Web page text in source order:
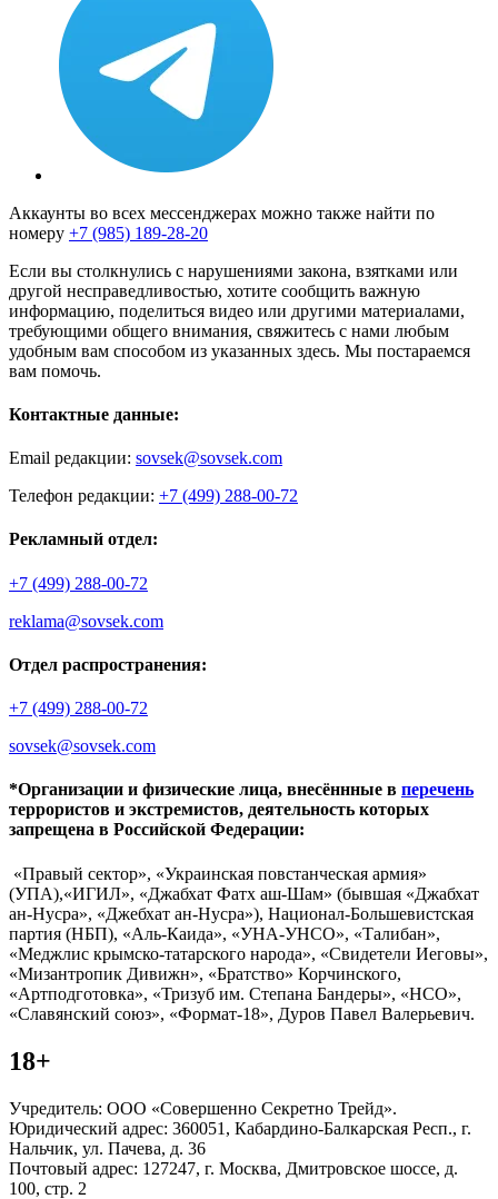
Аккаунты во всех мессенджерах можно также найти по
номеру +7 (985) 189-28-20
Если вы столкнулись с нарушениями закона, взятками или
другой несправедливостью, хотите сообщить важную
информацию, поделиться видео или другими материалами,
требующими общего внимания, свяжитесь с нами любым
удобным вам способом из указанных здесь. Мы постараемся
вам помочь.
Контактные данные:
Email редакции: sovsek@sovsek.com
Телефон редакции: +7 (499) 288-00-72
Рекламный отдел:
+7 (499) 288-00-72
reklama@sovsek.com
Отдел распространения:
+7 (499) 288-00-72
sovsek@sovsek.com
*Организации и физические лица, внесённные в перечень
террористов и экстремистов, деятельность которых
запрещена в Российской Федерации:
«Правый сектор», «Украинская повстанческая армия»
(УПА),«ИГИЛ», «Джабхат Фатх аш-Шам» (бывшая «Джабхат
ан-Нусра», «Джебхат ан-Нусра»), Национал-Большевистская
партия (НБП), «Аль-Каида», «УНА-УНСО», «Талибан»,
«Меджлис крымско-татарского народа», «Свидетели Иеговы»,
«Мизантропик Дивижн», «Братство» Корчинского,
«Артподготовка», «Тризуб им. Степана Бандеры», «НСО»,
«Славянский союз», «Формат-18», Дуров Павел Валерьевич.
18+
Учредитель: ООО «Совершенно Секретно Трейд».
Юридический адрес: 360051, Кабардино-Балкарская Респ., г.
Нальчик, ул. Пачева, д. 36
Почтовый адрес: 127247, г. Москва, Дмитровское шоссе, д.
100, стр. 2